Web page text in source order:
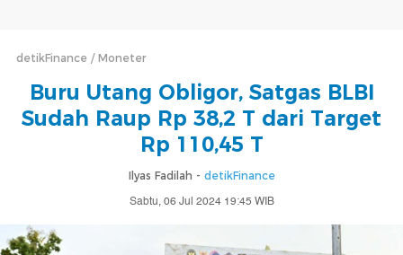
detikFinance Moneter
Buru Utang Obligor, Satgas BLBI
Sudah Raup Rp 38,2 T dari Target
Rp 110,45 T
Ilyas Fadilah - detikFinance
Sabtu, 06 Jul 2024 19:45 WIB